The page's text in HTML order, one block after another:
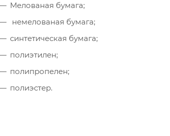
Мелованая бумага;
немелованая бумага;
синтетическая бумага;
полиэтилен;
полипропелен;
полиэстер.